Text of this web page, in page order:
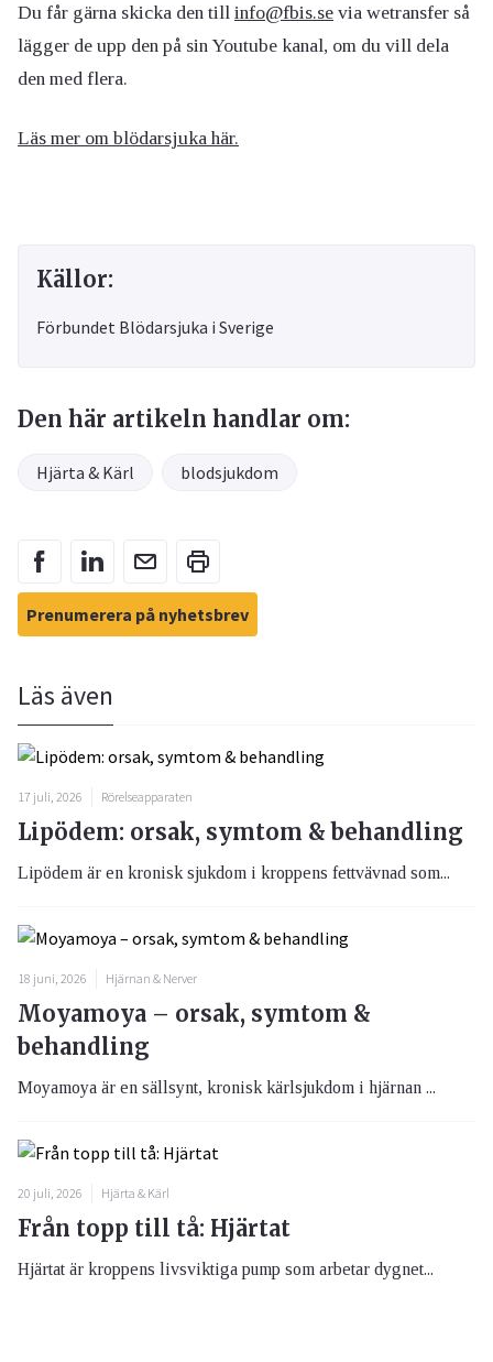
Du får gärna skicka den till info@fbis.se via wetransfer så
lägger de upp den på sin Youtube kanal, om du vill dela
den med flera.
Läs mer om blödarsjuka här.
Källor:
Förbundet Blödarsjuka i Sverige
Den här artikeln handlar om:
Hjärta & Kärl blodsjukdom
Prenumerera på nyhetsbrev
Läs även
17 juli, 2026 Rörelseapparaten
Lipödem: orsak, symtom & behandling
Lipödem är en kronisk sjukdom i kroppens fettvävnad som...
18 juni, 2026 Hjärnan & Nerver
Moyamoya – orsak, symtom &
behandling
Moyamoya är en sällsynt, kronisk kärlsjukdom i hjärnan ...
20 juli, 2026 Hjärta & Kärl
Från topp till tå: Hjärtat
Hjärtat är kroppens livsviktiga pump som arbetar dygnet...